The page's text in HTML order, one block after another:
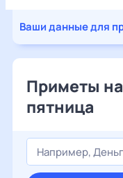
Ваши данные для
Приметы
пятница